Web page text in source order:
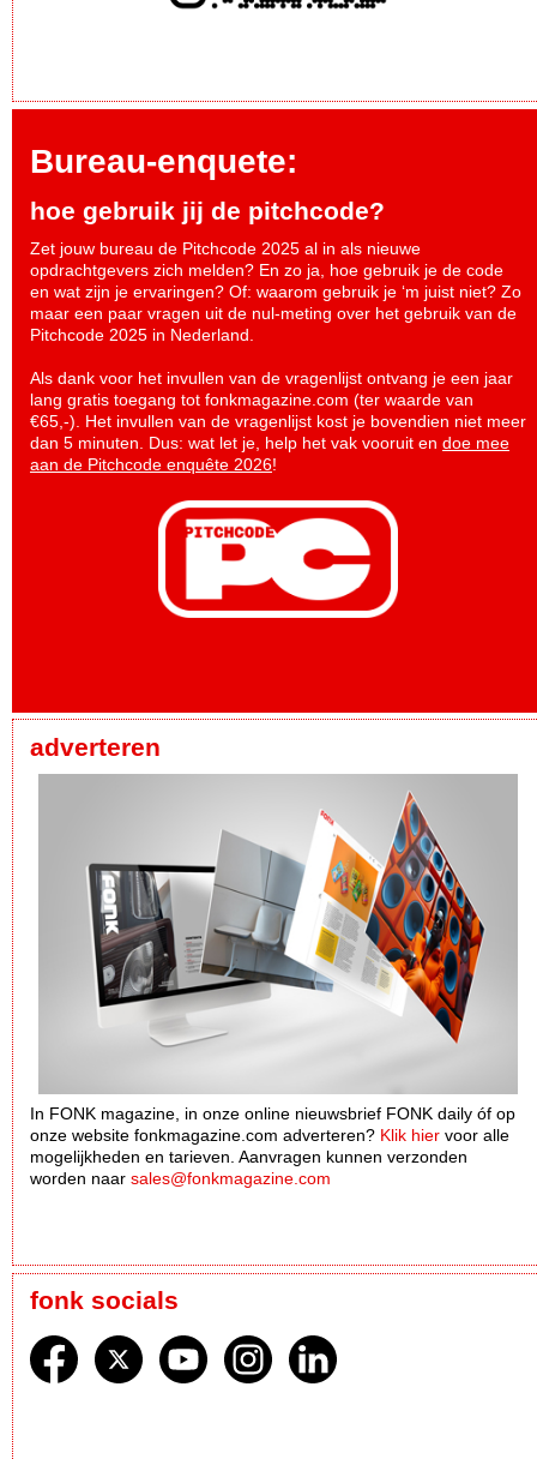
Bureau-enquete:
hoe gebruik jij de pitchcode?
Zet jouw bureau de Pitchcode 2025 al in als nieuwe
opdrachtgevers zich melden? En zo ja, hoe gebruik je de code
en wat zijn je ervaringen? Of: waarom gebruik je ‘m juist niet? Zo
maar een paar vragen uit de nul-meting over het gebruik van de
Pitchcode 2025 in Nederland.
Als dank voor het invullen van de vragenlijst ontvang je een jaar
lang gratis toegang tot fonkmagazine.com (ter waarde van
€65,-). Het invullen van de vragenlijst kost je bovendien niet meer
dan 5 minuten. Dus: wat let je, help het vak vooruit en doe mee
aan de Pitchcode enquête 2026!
adverteren
In FONK magazine, in onze online nieuwsbrief FONK daily óf op
onze website fonkmagazine.com adverteren? Klik hier voor alle
mogelijkheden en tarieven. Aanvragen kunnen verzonden
worden naar sales@fonkmagazine.com
fonk socials